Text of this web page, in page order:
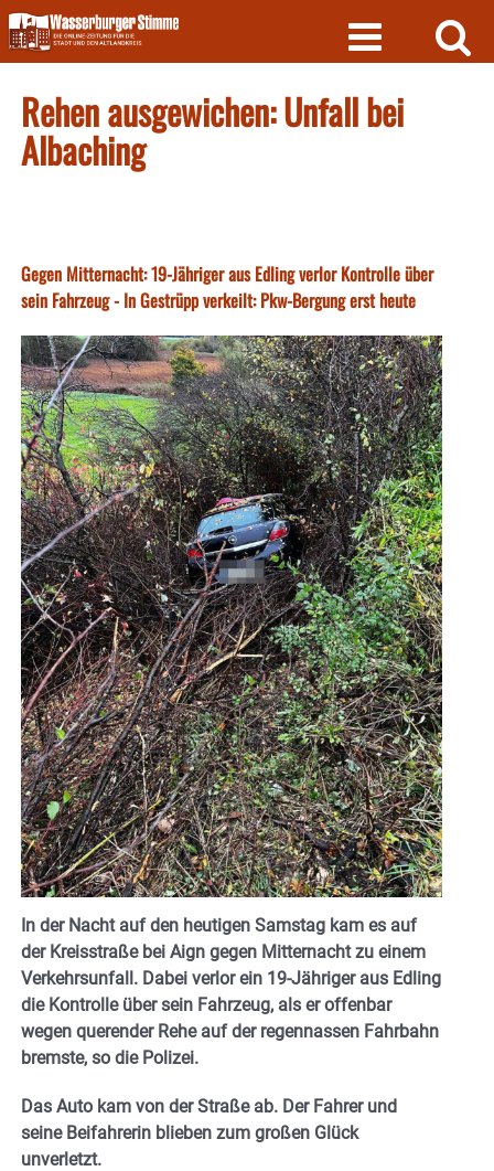
Skip
to
content
Rehen ausgewichen: Unfall bei
Albaching
Gegen Mitternacht: 19-Jähriger aus Edling verlor Kontrolle über
sein Fahrzeug - In Gestrüpp verkeilt: Pkw-Bergung erst heute
In der Nacht auf den heutigen Samstag kam es auf
der Kreisstraße bei Aign gegen Mitternacht zu einem
Verkehrsunfall. Dabei verlor ein 19-Jähriger aus Edling
die Kontrolle über sein Fahrzeug, als er offenbar
wegen querender Rehe auf der regennassen Fahrbahn
bremste, so die Polizei.
Das Auto kam von der Straße ab. Der Fahrer und
seine Beifahrerin blieben zum großen Glück
unverletzt.